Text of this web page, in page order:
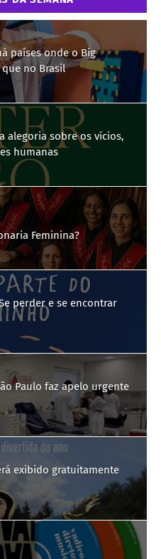
países onde o Big
no Brasil
alegoria sobre os vícios,
humanas
Feminina?
perder e se encontrar
Paulo faz apelo urgente
exibido gratuitamente